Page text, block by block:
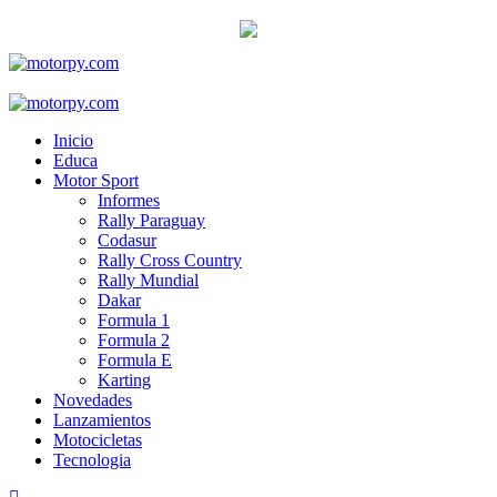
content
Primary
Inicio
Educa
Motor Sport
Informes
Rally Paraguay
Codasur
Rally Cross Country
Rally Mundial
Dakar
Formula 1
Formula 2
Formula E
Karting
Novedades
Lanzamientos
Motocicletas
Tecnologia